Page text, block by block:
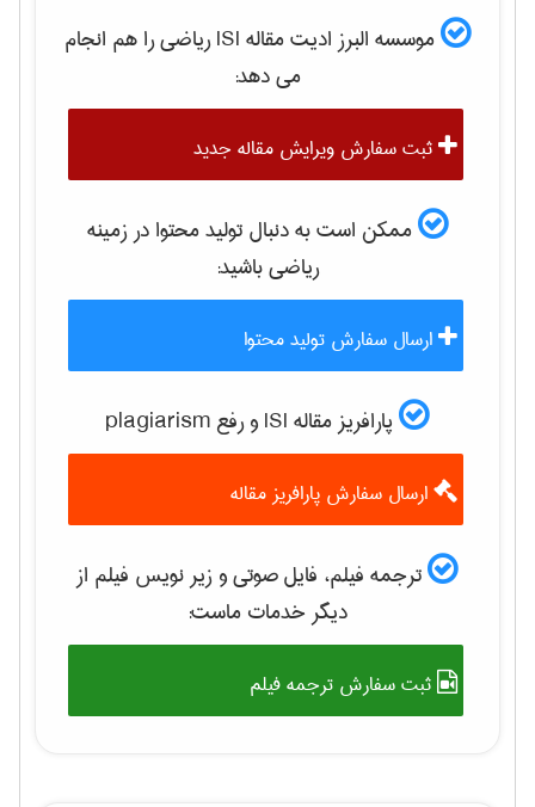
موسسه البرز ادیت مقاله ISI رياضیرا هم انجام
می دهد:
ثبت سفارش ویرایش مقاله جدید
ممکن است به دنبال تولید محتوا در زمینه
رياضیباشید:
ارسال سفارش تولید محتوا
پارافریز مقاله ISI و رفع plagiarism
ارسال سفارش پارافریز مقاله
ترجمه فیلم، فایل صوتی و زیر نویس فیلم از
دیگر خدمات ماست:
ثبت سفارش ترجمه فیلم